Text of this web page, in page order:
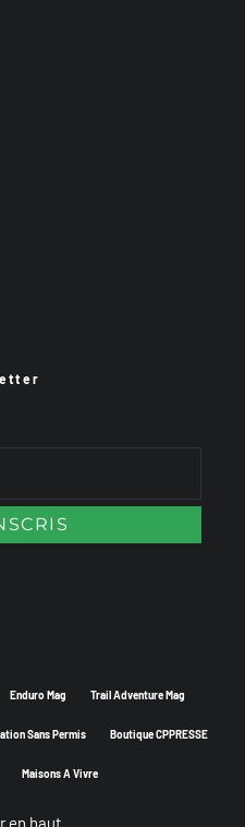
Enduro Mag Trail Adventure Mag
Sans Permis Boutique CPPRESSE
Maisons A Vivre
en haut